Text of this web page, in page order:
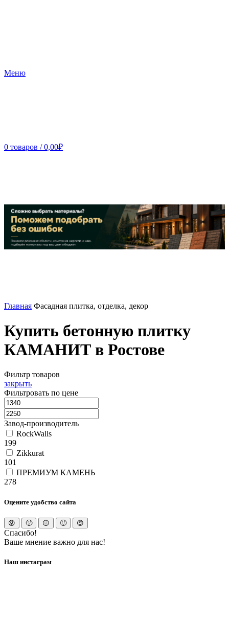
Меню
0 товаров / 0,00₽
Главная Фасадная плитка, отделка, декор
Купить бетонную плитку
КАМАНИТ в Ростове
Фильтр товаров
закрыть
Фильтровать по цене
Завод-производитель
RockWalls
199
Zikkurat
101
ПРЕМИУМ КАМЕНЬ
278
Оцените удобство сайта
Спасибо!
Ваше мнение важно для нас!
Наш инстаграм